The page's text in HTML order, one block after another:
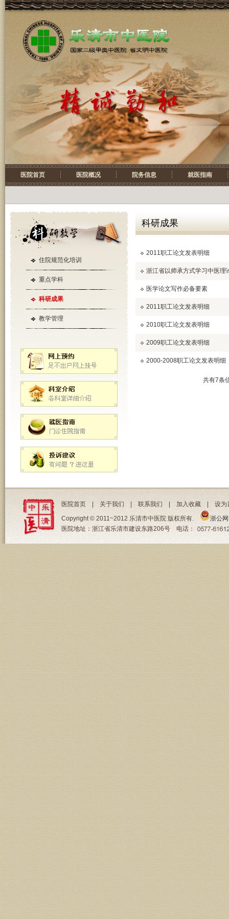
医院首页 医院概况 院务信息 就医指南
住院规范化培训
重点学科
科研成果
教学管理
科研成果
2011职工论文发表明细
浙江省以师承方式学习中医理
医学论文写作必备要素
2011职工论文发表明细
2010职工论文发表明细
2009职工论文发表明细
2000-2008职工论文发表明细
共有7条
医院首页 关于我们 联系我们 加入收藏
设为
Copyright © 2011~2012 乐清市中医院 版权所有.
浙公
医院地址：浙江省乐清市建设东路206号 电话：